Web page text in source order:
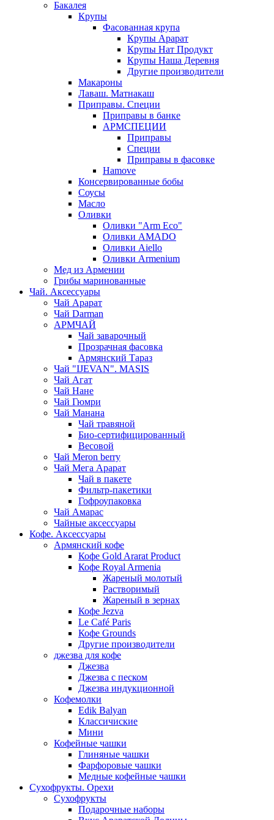
Бакалея
Крупы
Фасованная крупа
Крупы Арарат
Крупы Нат Продукт
Крупы Наша Деревня
Другие производители
Макароны
Лаваш. Матнакаш
Приправы. Специи
Приправы в банке
АРМСПЕЦИИ
Приправы
Специи
Приправы в фасовке
Hamove
Консервированные бобы
Соусы
Масло
Оливки
Оливки "Arm Eco"
Оливки AMADO
Оливки Aiello
Оливки Armenium
Мед из Армении
Грибы маринованные
Чай. Аксессуары
Чай Арарат
Чай Darman
АРМЧАЙ
Чай заварочный
Прозрачная фасовка
Армянский Тараз
Чай "IJEVAN". MASIS
Чай Агат
Чай Нане
Чай Гюмри
Чай Манана
Чай травяной
Био-сертифицированный
Весовой
Чай Meron berry
Чай Мега Арарат
Чай в пакете
Фильтр-пакетики
Гофроупаковка
Чай Амарас
Чайные аксессуары
Кофе. Аксессуары
Армянский кофе
Кофе Gold Ararat Product
Кофе Royal Armenia
Жареный молотый
Растворимый
Жареный в зернах
Кофе Jezva
Le Café Paris
Кофе Grounds
Другие производители
джезва для кофе
Джезва
Джезва с песком
Джезва индукционной
Кофемолки
Edik Balyan
Классичиские
Мини
Кофейные чашки
Глиняные чашки
Фарфоровые чашки
Медные кофейные чашки
Сухофрукты. Орехи
Сухофрукты
Подарочные наборы